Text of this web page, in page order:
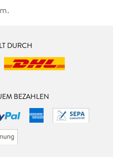
DURCH
BEZAHLEN